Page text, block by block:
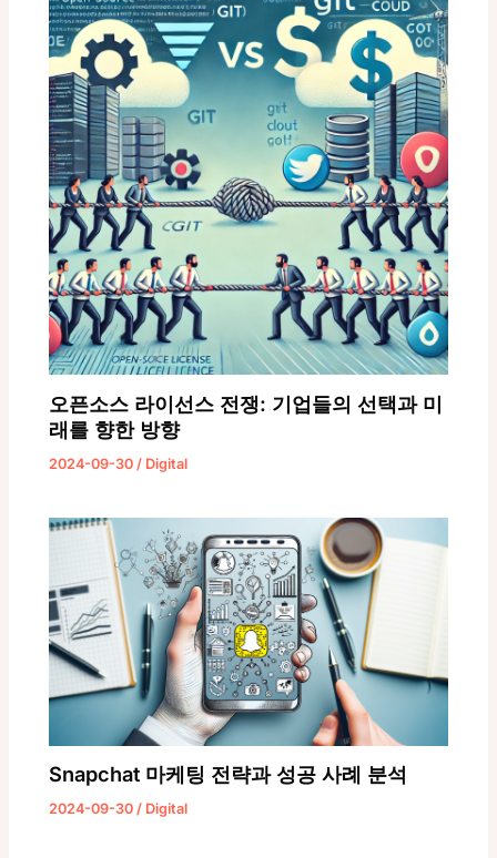
오픈소스 라이선스 전쟁: 기업들의 선택과 미
래를 향한 방향
2024-09-30 / Digital
Snapchat 마케팅 전략과 성공 사례 분석
2024-09-30/ Digital